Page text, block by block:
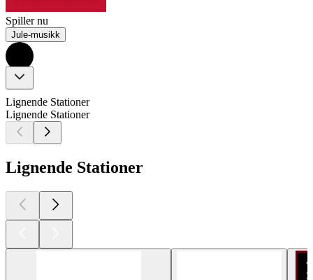
Spiller nu
Jule-musikk
Lignende Stationer
Lignende Stationer
Lignende Stationer